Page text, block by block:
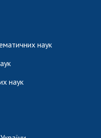
наук
наук